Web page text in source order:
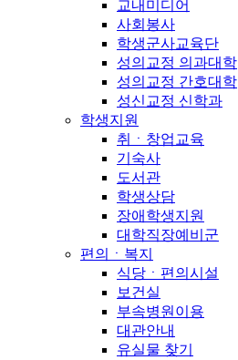
교내미디어
사회봉사
학생군사교육단
성의교정 의과대학
성의교정 간호대학
성신교정 신학과
학생지원
취ㆍ창업교육
기숙사
도서관
학생상담
장애학생지원
대학직장예비군
편의ㆍ복지
식당ㆍ편의시설
보건실
부속병원이용
대관안내
유실물 찾기